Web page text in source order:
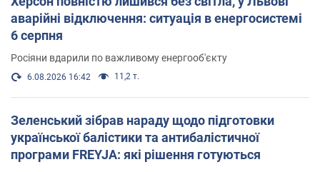
аварійні відключення: ситуація в енергосистемі
6 серпня
Росіяни вдарили по важливому енергооб'єкту
6.08.2026 16:42 11,2 т.
Зеленський зібрав нараду щодо підготовки
української балістики та антибалістичної
програми FREYJA: які рішення готуються